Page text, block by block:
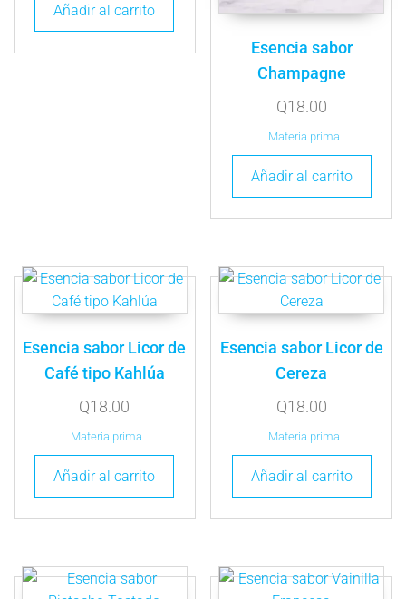
Añadir al carrito
Esencia sabor
Champagne
Q18.00
Materia prima
Añadir al carrito
Esencia sabor Licor de
Café tipo Kahlúa
Q18.00
Materia prima
Añadir al carrito
Esencia sabor Licor de
Cereza
Q18.00
Materia prima
Añadir al carrito